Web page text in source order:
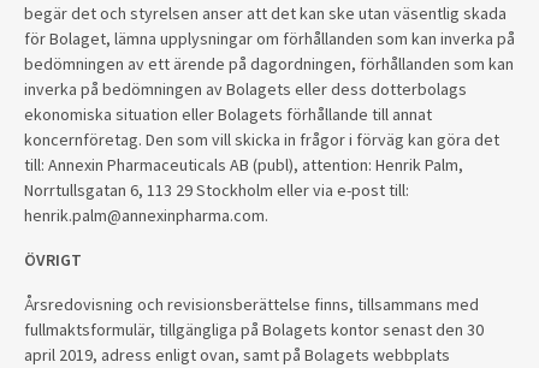
begär det och styrelsen anser att det kan ske utan väsentlig skada
för Bolaget, lämna upplysningar om förhållanden som kan inverka på
bedömningen av ett ärende på dagordningen, förhållanden som kan
inverka på bedömningen av Bolagets eller dess dotterbolags
ekonomiska situation eller Bolagets förhållande till annat
koncernföretag. Den som vill skicka in frågor i förväg kan göra det
till: Annexin Pharmaceuticals AB (publ), attention: Henrik Palm,
Norrtullsgatan 6, 113 29 Stockholm eller via e-post till:
henrik.palm@annexinpharma.com.
ÖVRIGT
Årsredovisning och revisionsberättelse finns, tillsammans med
fullmaktsformulär, tillgängliga på Bolagets kontor senast den 30
april 2019, adress enligt ovan, samt på Bolagets webbplats